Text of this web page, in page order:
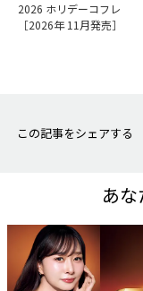
2026 ホリデーコフレ
［2026年 11月発売］
この記事をシェアする
あ